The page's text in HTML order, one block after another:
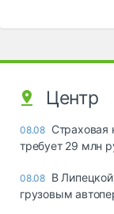
Центр
08.08 Страховая
требует 29 млн
08.08 В
грузовым